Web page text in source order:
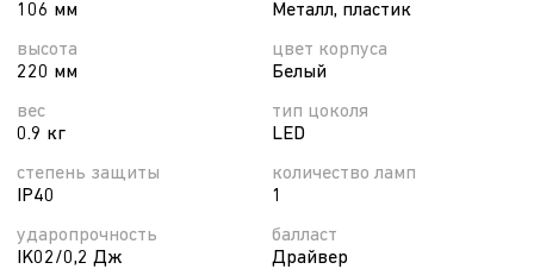
106 мм
высота
220 мм
вес
0.9 кг
степень защиты
IP40
ударопрочность
IK02/0,2 Дж
Металл, пластик
цвет корпуса
Белый
тип цоколя
LED
количество ламп
1
балласт
Драйвер